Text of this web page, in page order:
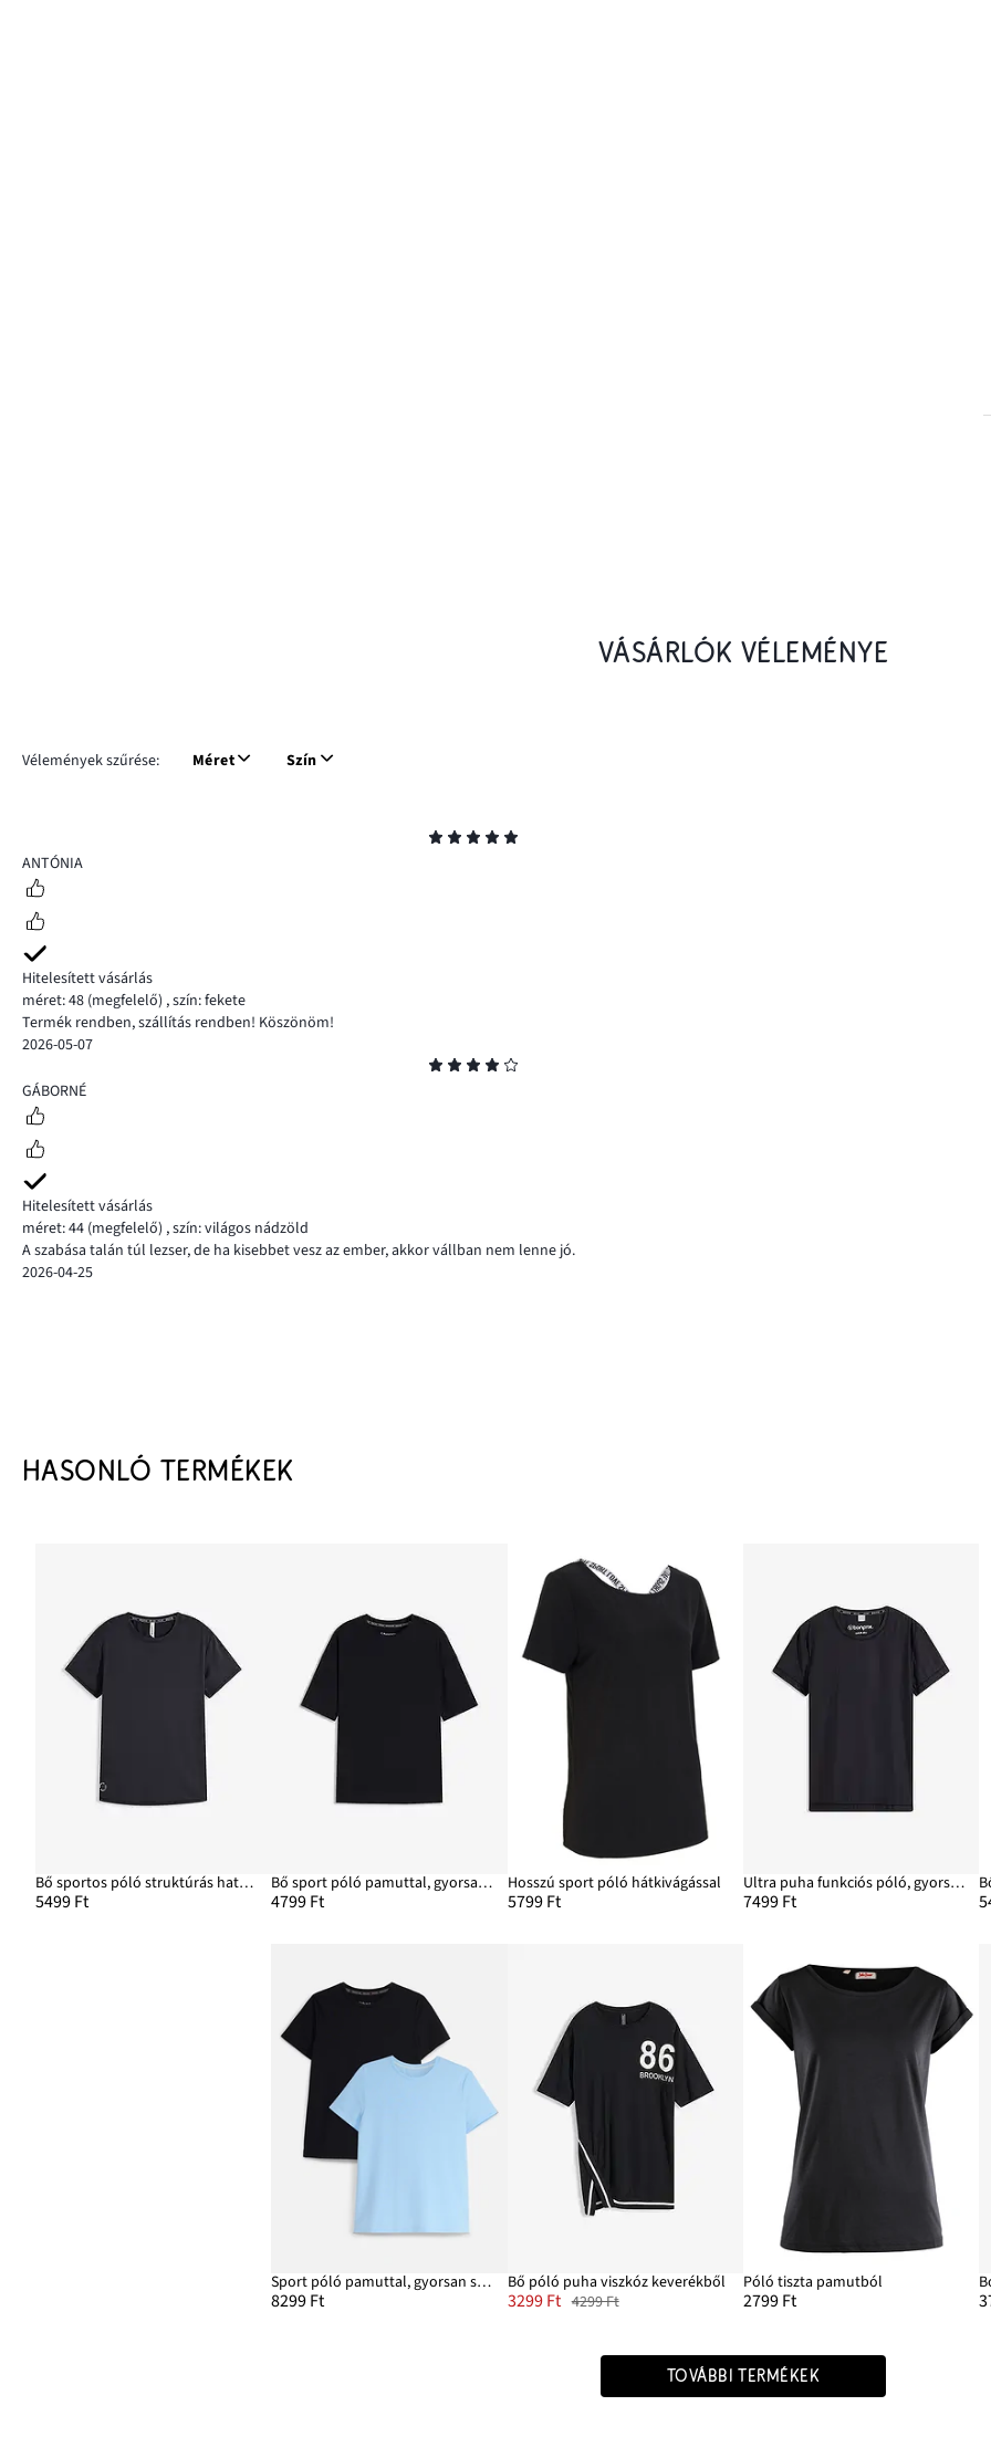
VÁSÁRLÓK VÉLEMÉNYE
Vélemények szűrése: Méret Szín
5
ANTÓNIA
Hitelesített vásárlás
méret: 48 (megfelelő) ,szín: fekete
Termék rendben, szállítás rendben! Köszönöm!
2026-05-07
4
GÁBORNÉ
Hitelesített vásárlás
méret: 44 (megfelelő) ,szín: világos nádzöld
A szabása talán túl lezser, de ha kisebbet vesz az ember, akkor vállban nem lenne jó.
2026-04-25
HASONLÓ TERMÉKEK
Bő sportos póló struktúrás hatással
5499 Ft
Bő sport póló pamuttal, gyorsan száad
4799 Ft
Hosszú sport póló hátkivágással
5799 Ft
Ultra puha funkciós póló, gyorsan szárad
7499 Ft
Sport póló pamuttal, gyorsan szárad (2 db-os csomag)
8299 Ft
Bő póló puha viszkóz keverékből
3299 Ft 4299 Ft
Póló tiszta pamutból
2799 Ft
TOVÁBBI TERMÉKEK